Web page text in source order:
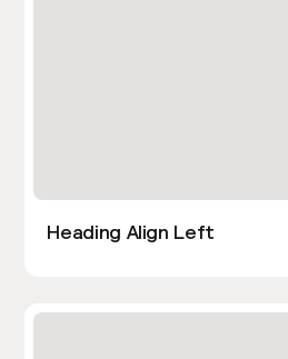
Heading Align Left